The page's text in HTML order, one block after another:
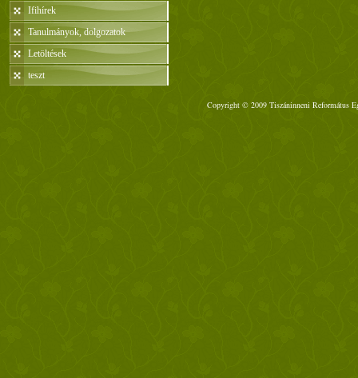
Ifihírek
Tanulmányok, dolgozatok
Letöltések
teszt
Copyright © 2009 Tiszáninneni Református